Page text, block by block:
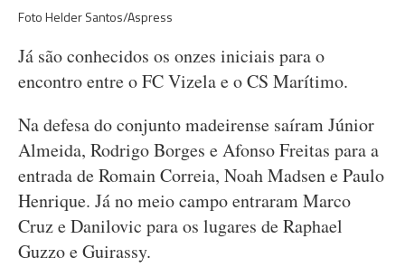
Foto Helder Santos/Aspress
Já são conhecidos os onzes iniciais para o
encontro entre o FC Vizela e o CS Marítimo.
Na defesa do conjunto madeirense saíram Júnior
Almeida, Rodrigo Borges e Afonso Freitas para a
entrada de Romain Correia, Noah Madsen e Paulo
Henrique. Já no meio campo entraram Marco
Cruz e Danilovic para os lugares de Raphael
Guzzo e Guirassy.